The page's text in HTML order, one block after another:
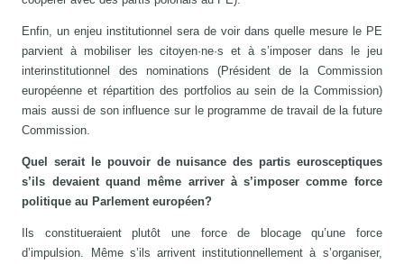
Enfin, un enjeu institutionnel sera de voir dans quelle mesure le PE
parvient à mobiliser les citoyen·ne·s et à s’imposer dans le jeu
interinstitutionnel des nominations (Président de la Commission
européenne et répartition des portfolios au sein de la Commission)
mais aussi de son influence sur le programme de travail de la future
Commission.
Quel serait le pouvoir de nuisance des partis eurosceptiques
s’ils devaient quand même arriver à s’imposer comme force
politique au Parlement européen?
Ils constitueraient plutôt une force de blocage qu’une force
d’impulsion. Même s’ils arrivent institutionnellement à s’organiser,